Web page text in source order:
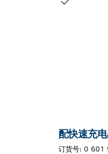
配快速充
订货号: 0 601